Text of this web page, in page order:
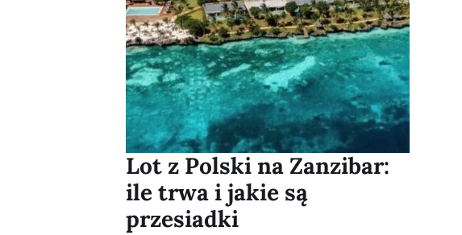
Lot z Polski na Zanzibar:
ile trwa i jakie są
przesiadki